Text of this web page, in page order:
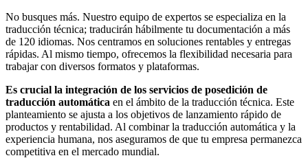
No busques más. Nuestro equipo de expertos se especializa en la
traducción técnica; traducirán hábilmente tu documentación a más
de 120 idiomas. Nos centramos en soluciones rentables y entregas
rápidas. Al mismo tiempo, ofrecemos la flexibilidad necesaria para
trabajar con diversos formatos y plataformas.
Es crucial la integración de los servicios de posedición de
traducción automática en el ámbito de la traducción técnica. Este
planteamiento se ajusta a los objetivos de lanzamiento rápido de
productos y rentabilidad. Al combinar la traducción automática y la
experiencia humana, nos aseguramos de que tu empresa permanezca
competitiva en el mercado mundial.